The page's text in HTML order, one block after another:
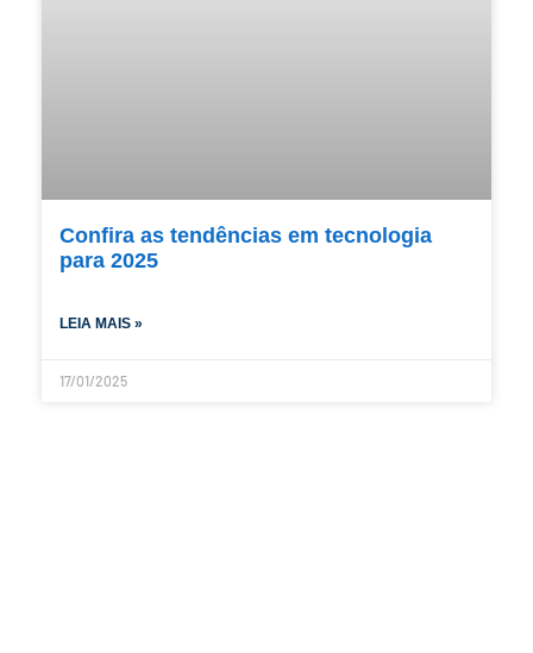
Confira as tendências em tecnologia
para 2025
LEIA MAIS »
17/01/2025